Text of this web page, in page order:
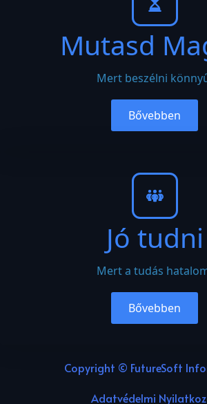
Mutasd
Mert beszélni
Bővebben
Jó tudni
Mert a tudás
Bővebben
Copyright © FutureSoft
Adatvédelmi